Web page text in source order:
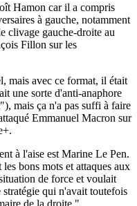
Hamon car il a compris
à gauche, notamment
clivage gauche-droite au
Fillon sur les
mais avec ce format, il était
une sorte d'anti-anaphore
mais ça n'a pas suffi à faire
Emmanuel Macron sur
à l'aise est Marine Le Pen.
bons mots et attaques aux
de force et voulait
stratégie qui n'avait toutefois
de la droite."